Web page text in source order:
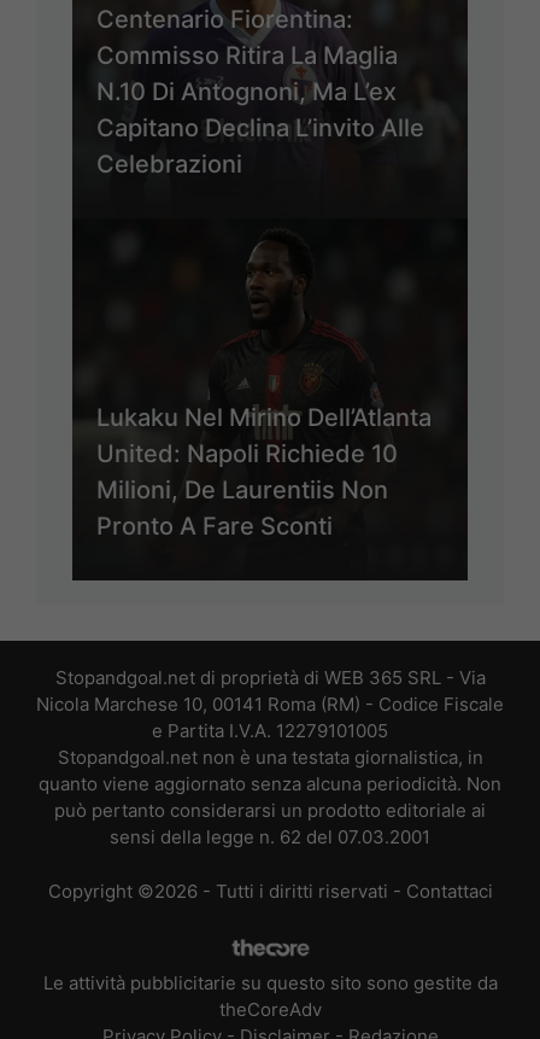
Centenario Fiorentina:
Commisso Ritira La Maglia
N.10 Di Antognoni, Ma L’ex
Capitano Declina L’invito Alle
Celebrazioni
Lukaku Nel Mirino Dell’Atlanta
United: Napoli Richiede 10
Milioni, De Laurentiis Non
Pronto A Fare Sconti
Stopandgoal.net di proprietà di WEB 365 SRL - Via
Nicola Marchese 10, 00141 Roma (RM) - Codice Fiscale
e Partita I.V.A. 12279101005
Stopandgoal.net non è una testata giornalistica, in
quanto viene aggiornato senza alcuna periodicità. Non
può pertanto considerarsi un prodotto editoriale ai
sensi della legge n. 62 del 07.03.2001
Copyright ©2026 - Tutti i diritti riservati - Contattaci
Le attività pubblicitarie su questo sito sono gestite da
theCoreAdv